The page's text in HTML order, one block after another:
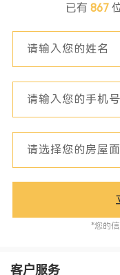
已有 867
*您的
客户服务